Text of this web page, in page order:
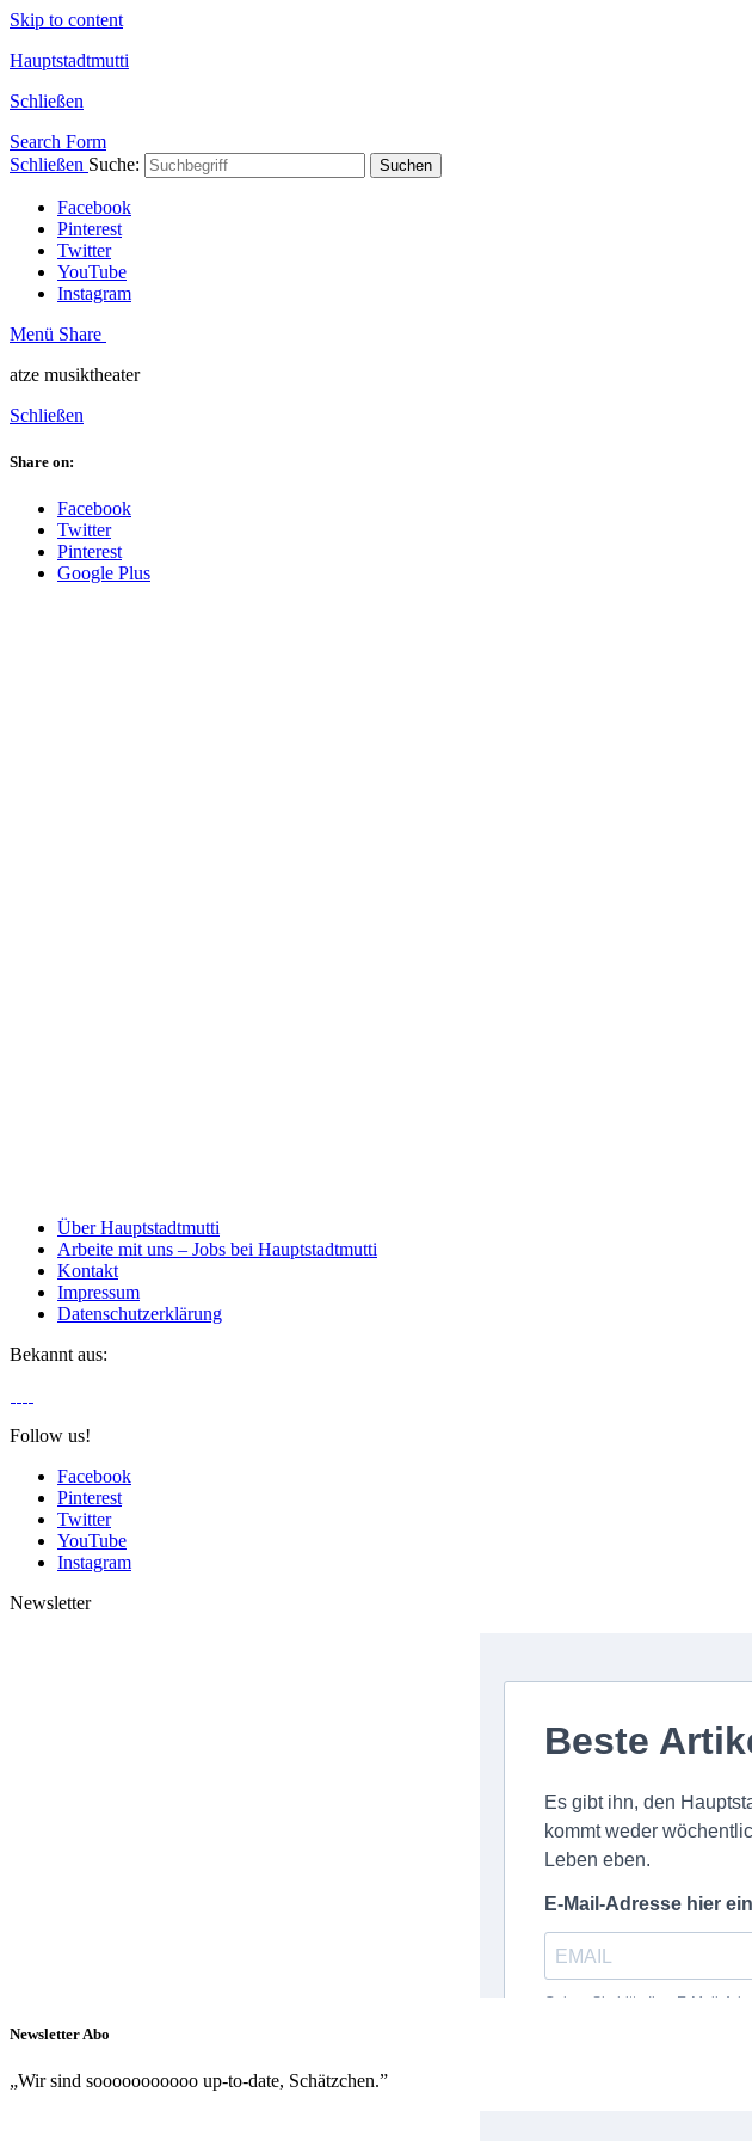
Skip to content
Hauptstadtmutti
Schließen
Search Form
Schließen Suche: Suchen
Facebook
Pinterest
Twitter
YouTube
Instagram
Menü Share
atze musiktheater
Schließen
Share on:
Facebook
Twitter
Pinterest
Google Plus
Über Hauptstadtmutti
Arbeite mit uns – Jobs bei Hauptstadtmutti
Kontakt
Impressum
Datenschutzerklärung
Bekannt aus:
Follow us!
Facebook
Pinterest
Twitter
YouTube
Instagram
Newsletter
Newsletter Abo
„Wir sind sooooooooooo up-to-date, Schätzchen.”